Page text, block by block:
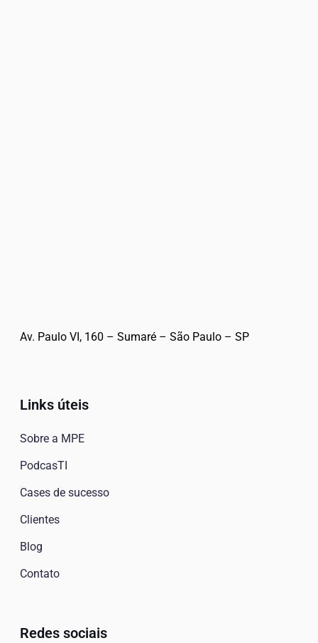
Av. Paulo VI, 160 – Sumaré – São Paulo – SP
Links úteis
Sobre a MPE
PodcasTI
Cases de sucesso
Clientes
Blog
Contato
Redes sociais